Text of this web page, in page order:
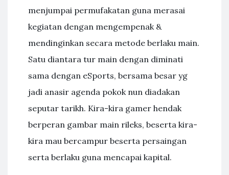
menjumpai permufakatan guna merasai
kegiatan dengan mengempenak &
mendinginkan secara metode berlaku main.
Satu diantara tur main dengan diminati
sama dengan eSports, bersama besar yg
jadi anasir agenda pokok nun diadakan
seputar tarikh. Kira-kira gamer hendak
berperan gambar main rileks, beserta kira-
kira mau bercampur beserta persaingan
serta berlaku guna mencapai kapital.